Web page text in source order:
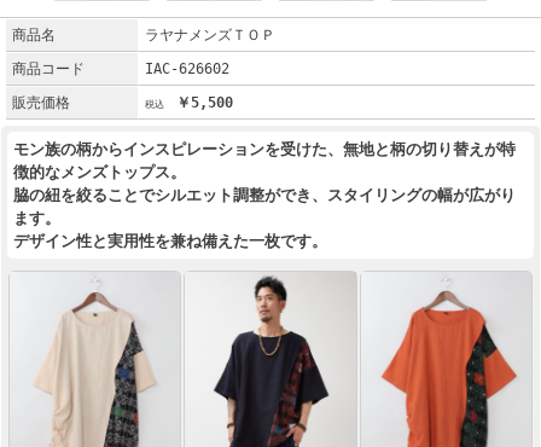
商品名
ラヤナメンズＴＯＰ
商品コード
IAC-626602
販売価格
￥5,500
モン族の柄からインスピレーションを受けた、無地と柄の切り替えが特
徴的なメンズトップス。
脇の紐を絞ることでシルエット調整ができ、スタイリングの幅が広がり
ます。
デザイン性と実用性を兼ね備えた一枚です。